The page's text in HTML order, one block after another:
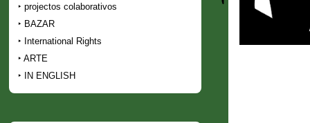
projectos colaborativos
BAZAR
International Rights
ARTE
IN ENGLISH